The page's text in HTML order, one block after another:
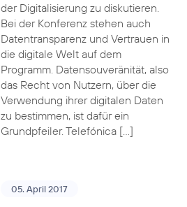
der Digitalisierung zu diskutieren.
Bei der Konferenz stehen auch
Datentransparenz und Vertrauen in
die digitale Welt auf dem
Programm. Datensouveränität, also
das Recht von Nutzern, über die
Verwendung ihrer digitalen Daten
zu bestimmen, ist dafür ein
Grundpfeiler. Telefónica […]
05. April 2017